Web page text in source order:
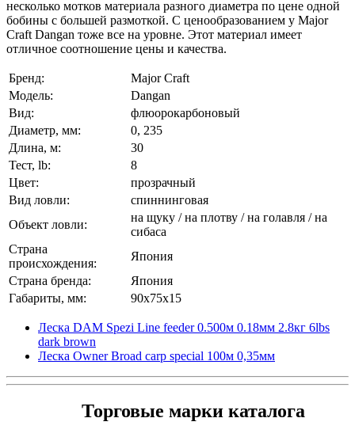
несколько мотков материала разного диаметра по цене одной
бобины с большей размоткой. С ценообразованием у Major
Craft Dangan тоже все на уровне. Этот материал имеет
отличное соотношение цены и качества.
Бренд:
Major Craft
Модель:
Dangan
Вид:
флюорокарбоновый
Диаметр, мм:
0, 235
Длина, м:
30
Тест, lb:
8
Цвет:
прозрачный
Вид ловли:
спиннинговая
Объект ловли:
на щуку / на плотву / на голавля / на
сибаса
Страна
происхождения:
Япония
Страна бренда:
Япония
Габариты, мм:
90x75x15
Леска DAM Spezi Line feeder 0.500м 0.18мм 2.8кг 6lbs
dark brown
Леска Owner Broad carp special 100м 0,35мм
Торговые марки каталога